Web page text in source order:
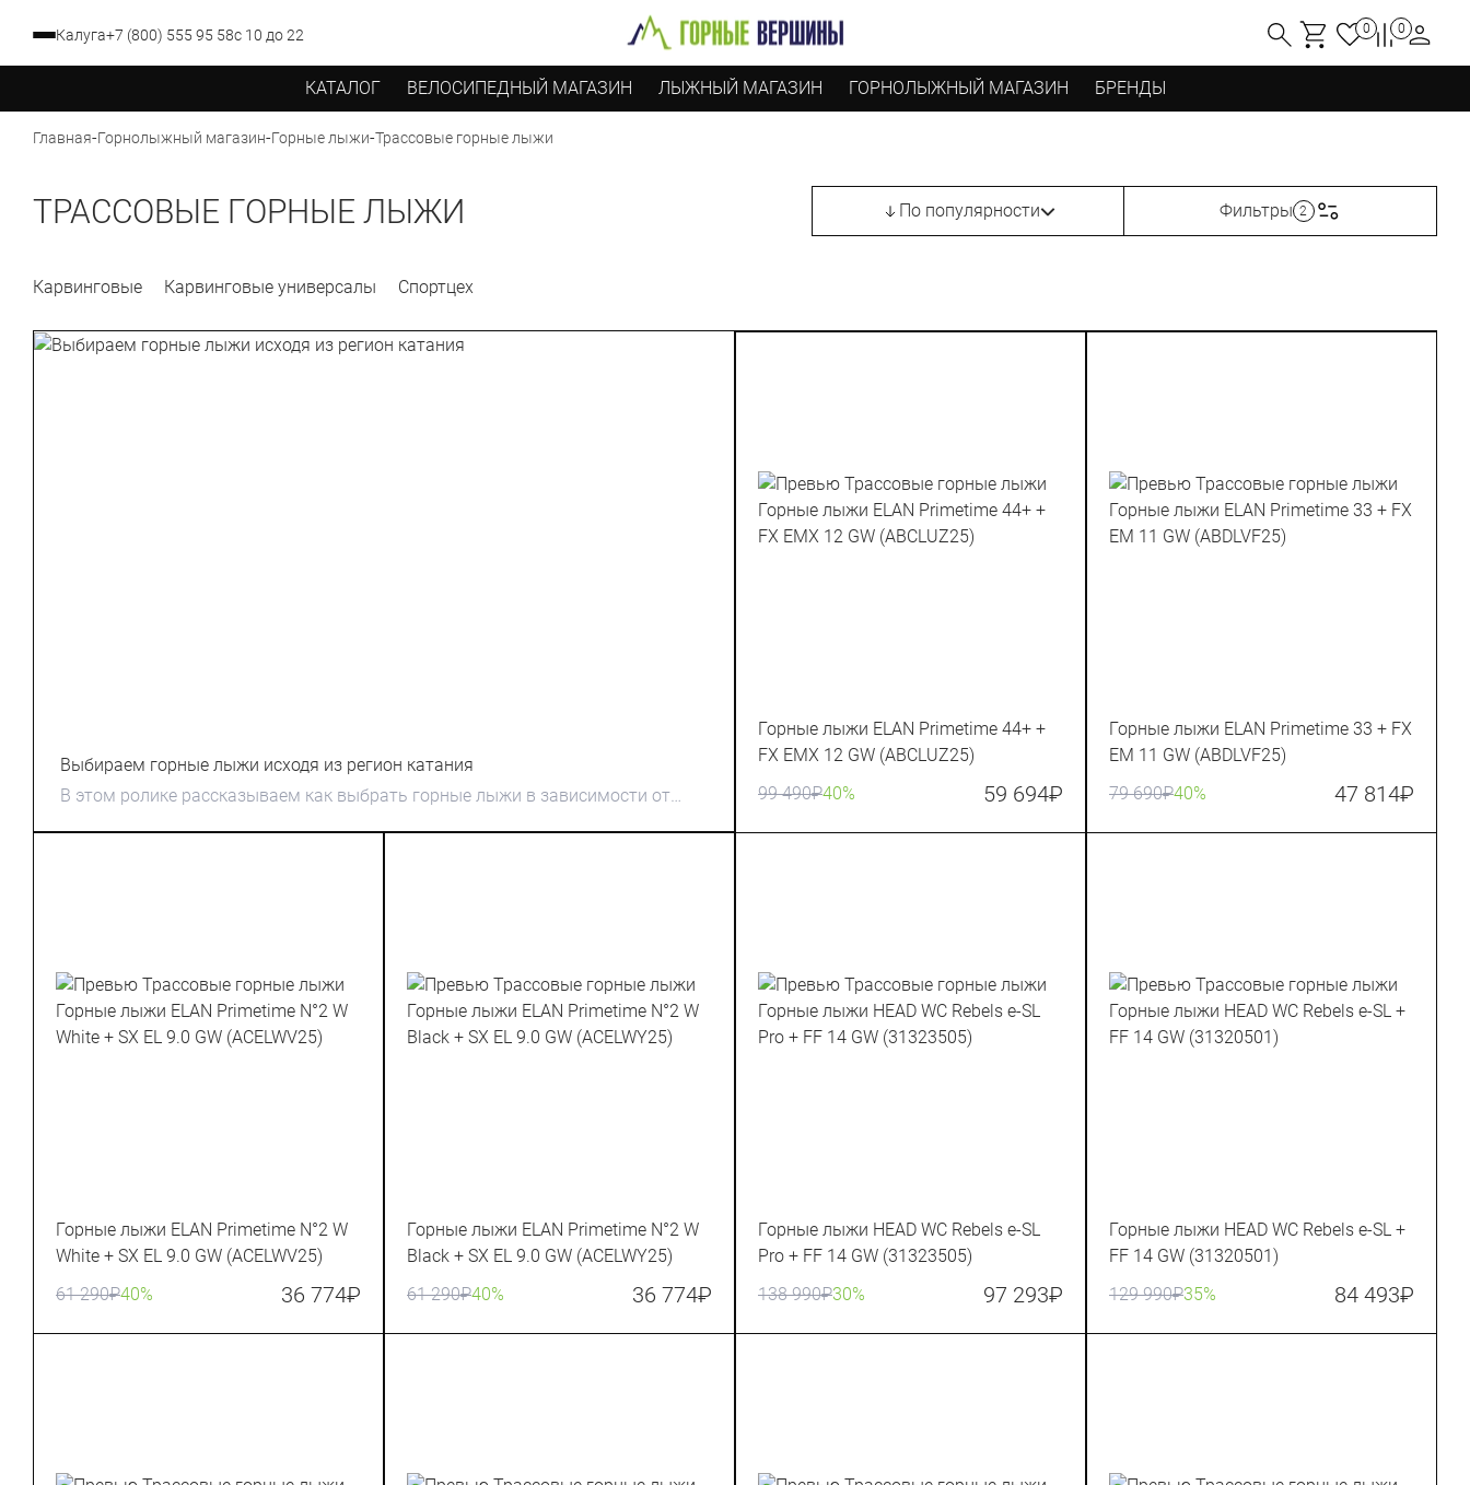
Калуга+7 (800) 555 95 58с 10 до 22 0 0
КАТАЛОГ ВЕЛОСИПЕДНЫЙ МАГАЗИН ЛЫЖНЫЙ МАГАЗИН ГОРНОЛЫЖНЫЙ МАГАЗИН БРЕНДЫ
Главная-Горнолыжный магазин-Горные лыжи-Трассовые горные лыжи
ТРАССОВЫЕ ГОРНЫЕ ЛЫЖИ По популярности Фильтры 2
Карвинговые Карвинговые универсалы Спортцех
Выбираем горные лыжи исходя из регион катания
В этом ролике рассказываем как выбрать горные лыжи в зависимости от
Горные лыжи ELAN Primetime 44+ +
FX EMX 12 GW (ABCLUZ25)
99 490₽40% 59 694₽
Горные лыжи ELAN Primetime 33 + FX
EM 11 GW (ABDLVF25)
79 690₽40% 47 814₽
Горные лыжи ELAN Primetime N°2 W
White + SX EL 9.0 GW (ACELWV25)
61 290₽40% 36 774₽
Горные лыжи ELAN Primetime N°2 W
Black + SX EL 9.0 GW (ACELWY25)
61 290₽40% 36 774₽
Горные лыжи HEAD WC Rebels e-SL
Pro + FF 14 GW (31323505)
138 990₽30% 97 293₽
Горные лыжи HEAD WC Rebels e-SL +
FF 14 GW (31320501)
129 990₽35% 84 493₽